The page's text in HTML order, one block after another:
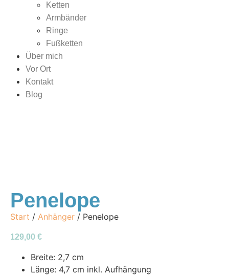
Ketten
Armbänder
Ringe
Fußketten
Über mich
Vor Ort
Kontakt
Blog
Penelope
Start / Anhänger / Penelope
129,00 €
Breite: 2,7 cm
Länge: 4,7 cm inkl. Aufhängung